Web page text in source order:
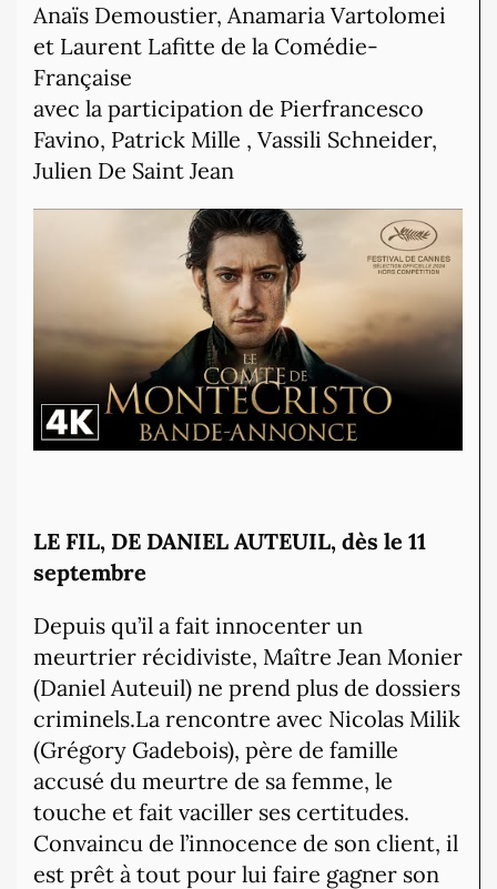
Anaïs Demoustier, Anamaria Vartolomei
et Laurent Lafitte de la Comédie-
Française
avec la participation de Pierfrancesco
Favino, Patrick Mille , Vassili Schneider,
Julien De Saint Jean
LE FIL, DE DANIEL AUTEUIL, dès le 11
septembre
Depuis qu’il a fait innocenter un
meurtrier récidiviste, Maître Jean Monier
(Daniel Auteuil) ne prend plus de dossiers
criminels.La rencontre avec Nicolas Milik
(Grégory Gadebois), père de famille
accusé du meurtre de sa femme, le
touche et fait vaciller ses certitudes.
Convaincu de l’innocence de son client, il
est prêt à tout pour lui faire gagner son